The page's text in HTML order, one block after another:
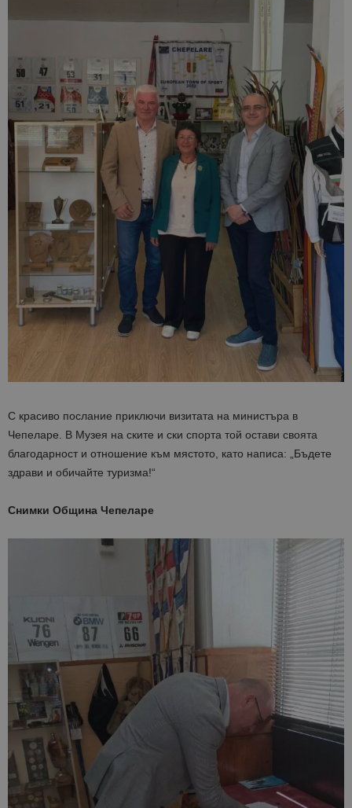
С красиво послание приключи визитата на министъра в
Чепеларе. В Музея на ските и ски спорта той остави своята
благодарност и отношение към мястото, като написа: „Бъдете
здрави и обичайте туризма!“
Снимки Община Чепеларе